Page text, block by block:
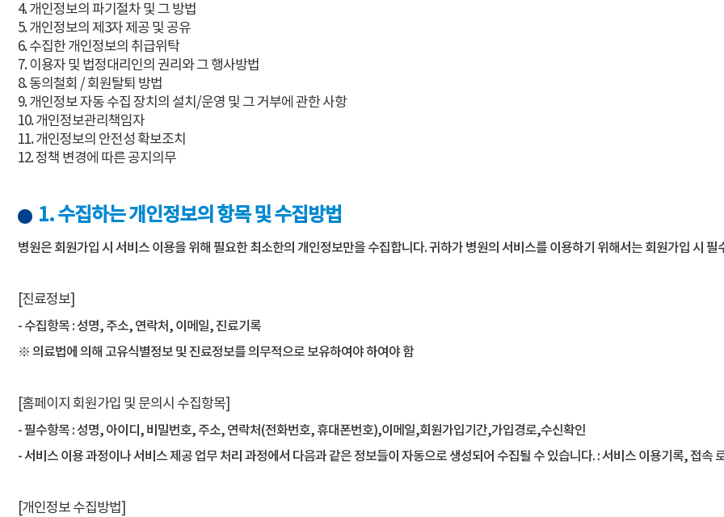
4. 개인정보의 파기절차 및 그 방법
5. 개인정보의 제3자 제공 및 공유
6. 수집한 개인정보의 취급위탁
7. 이용자 및 법정대리인의 권리와 그 행사방법
8. 동의철회 / 회원탈퇴 방법
9. 개인정보 자동 수집 장치의 설치/운영 및 그 거부에 관한 사항
10. 개인정보관리책임자
11. 개인정보의 안전성 확보조치
12. 정책 변경에 따른 공지의무
1. 수집하는 개인정보의 항목 및 수집방법
병원은 회원가입 시 서비스 이용을 위해 필요한 최소한의 개인정보만을 수집합니다. 귀하가 병원의 서비스를 이용하기 위해서는 회원가입 시
[진료정보]
- 수집항목 : 성명, 주소, 연락처, 이메일, 진료기록
※ 의료법에 의해 고유식별정보 및 진료정보를 의무적으로 보유하여야 하여야 함
[홈페이지 회원가입 및 문의시 수집항목]
- 필수항목 : 성명, 아이디, 비밀번호, 주소, 연락처(전화번호, 휴대폰번호),이메일,회원가입기간,가입경로,수신확인
- 서비스 이용 과정이나 서비스 제공 업무 처리 과정에서 다음과 같은 정보들이 자동으로 생성되어 수집될 수 있습니다. : 서비스 이용기록, 접속
[개인정보 수집방법]